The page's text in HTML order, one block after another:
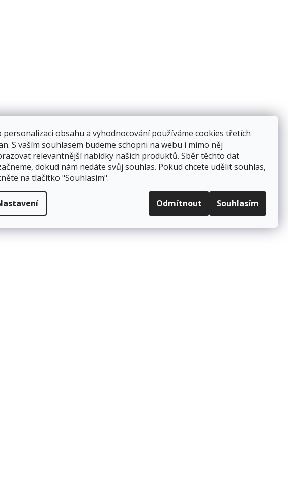
personalizaci obsahu a vyhodnocování používáme cookies třetích
S vaším souhlasem budeme schopni na webu i mimo něj
relevantnější nabídky našich produktů. Sběr těchto dat
dokud nám nedáte svůj souhlas. Pokud chcete udělit souhlas,
na tlačítko "Souhlasím".
Odmítnout Souhlasím